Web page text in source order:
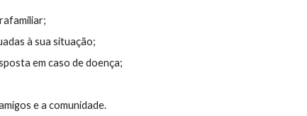
à sua situação;
em caso de doença;
e a comunidade.